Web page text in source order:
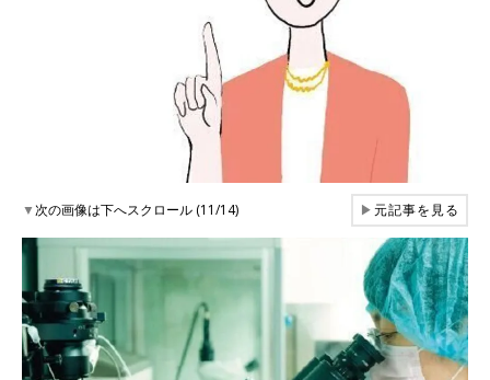
▼次の画像は下へスクロール (11/14) ▶元記事を見る